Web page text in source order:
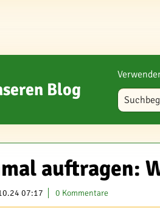
Blog Blog
auftragen:
07:17 0 Kommentare